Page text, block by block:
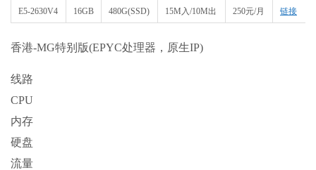
E5-2630V4 16GB 480G(SSD) 15M入/10M出 250元/月 链接
香港-MG特别版(EPYC处理器，原生IP)
线路
CPU
内存
硬盘
流量